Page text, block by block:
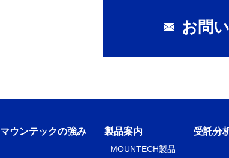
お問
マウンテックの強み 製品案内
MOUNTECH製品
受託分